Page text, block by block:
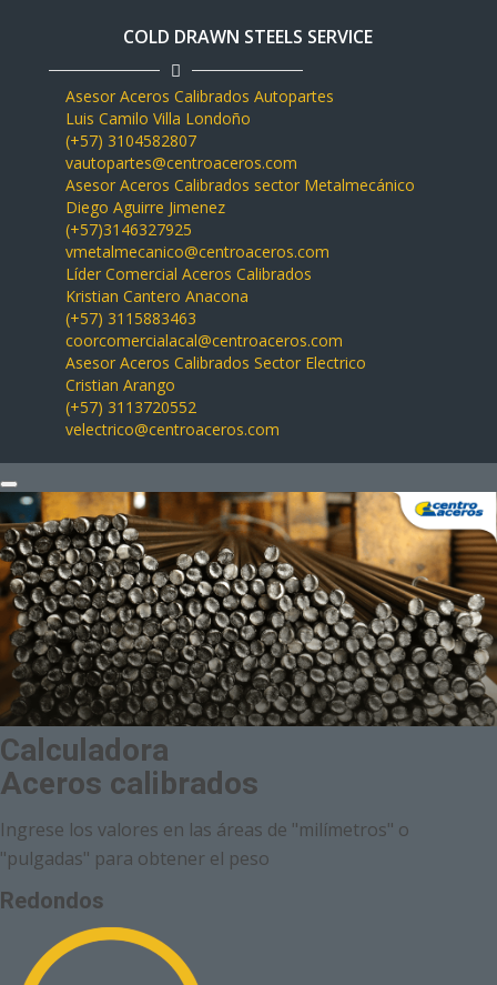
COLD DRAWN STEELS SERVICE
Asesor Aceros Calibrados Autopartes
Luis Camilo Villa Londoño
(+57) 3104582807
vautopartes@centroaceros.com
Asesor Aceros Calibrados sector Metalmecánico
Diego Aguirre Jimenez
(+57)3146327925
vmetalmecanico@centroaceros.com
Líder Comercial Aceros Calibrados
Kristian Cantero Anacona
(+57) 3115883463
coorcomercialacal@centroaceros.com
Asesor Aceros Calibrados Sector Electrico
Cristian Arango
(+57) 3113720552
velectrico@centroaceros.com
Calculadora
Aceros calibrados
Ingrese los valores en las áreas de "milímetros" o
"pulgadas" para obtener el peso
Redondos